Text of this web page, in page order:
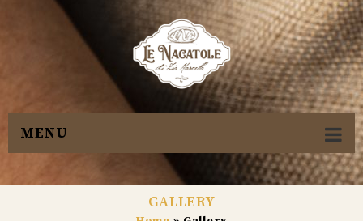
MENU
GALLERY